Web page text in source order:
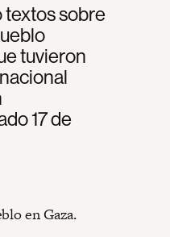
textos sobre
tuvieron
17 de
en Gaza.